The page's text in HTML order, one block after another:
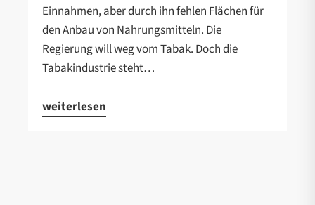
Einnahmen, aber durch ihn fehlen Flächen für
den Anbau von Nahrungsmitteln. Die
Regierung will weg vom Tabak. Doch die
Tabakindustrie steht…
weiterlesen